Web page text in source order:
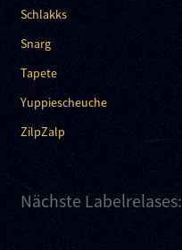
Schlakks
Snarg
Tapete
Yuppiescheuche
ZilpZalp
Nächste Labelrelases: